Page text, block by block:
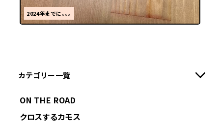
2024年までに。。。
カテゴリー一覧
ON THE ROAD
クロスするカモス